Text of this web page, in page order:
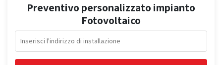
Preventivo personalizzato impianto
Fotovoltaico